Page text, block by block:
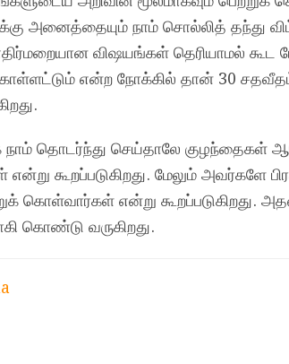
அனைத்தையும் நாம் சொல்லித் தந்து
விஷயங்கள் தெரியாமல்
என்ற நோக்கில் தான் 30
தொடர்ந்து செய்தாலே குழந்தைகள்
என்று கூறப்படுகிறது. மேலும்
கொள்வார்கள் என்று கூறப்படுகிறது.
கொண்டு வருகிறது.